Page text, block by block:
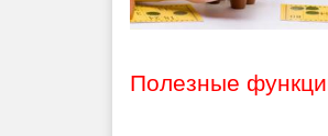
Полезные